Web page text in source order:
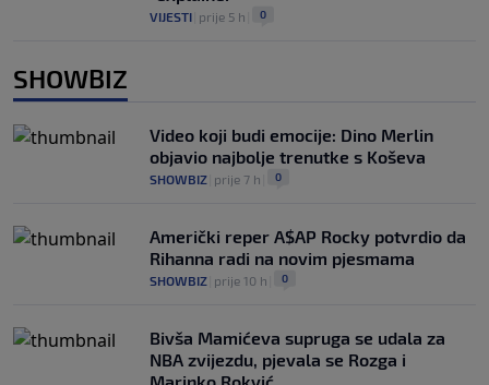
VIJESTI prije 5 h 0
SHOWBIZ
Video koji budi emocije: Dino Merlin
objavio najbolje trenutke s Koševa
SHOWBIZ prije 7 h 0
Američki reper A$AP Rocky potvrdio da
Rihanna radi na novim pjesmama
SHOWBIZ prije 10 h 0
Bivša Mamićeva supruga se udala za
NBA zvijezdu, pjevala se Rozga i